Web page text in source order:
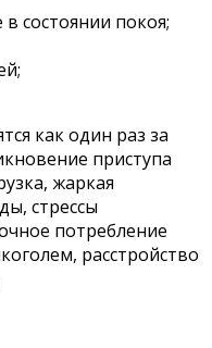
состоянии покоя;
как один раз за
приступа
жаркая
стрессы
потребление
расстройство